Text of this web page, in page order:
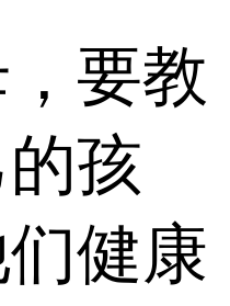
要教
孩
健康